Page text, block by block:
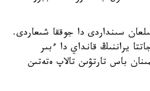
سىنداردى دا جوققا شىعاردى.
يراننىڭ قانداي دا ءبىر
باس تارتۋىن تالاپ ەتەتىن